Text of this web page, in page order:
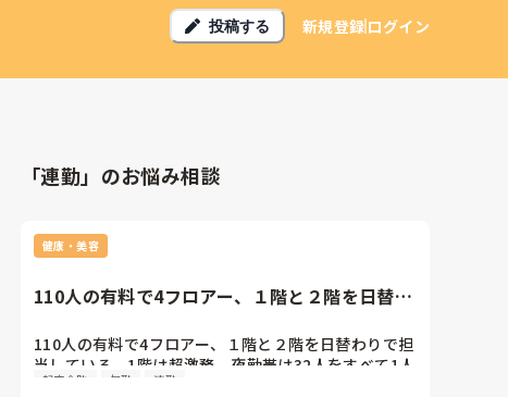
投稿する 新規登録ログイン
「連勤」のお悩み相談
健康・美容
110人の有料で4フロアー、１階と２階を日替わ
110人の有料で4フロアー、１階と２階を日替わりで担
当している。1階は超激務。夜勤帯は32人をすべて1人
でみている。起床介助20人、パット交換15人。まさに
起床介助 欠勤 連勤